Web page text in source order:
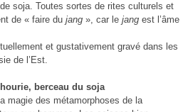
soja. Toutes sortes de rites culturels et
de « faire du jang », car le jang est l’âme
et gustativement gravé dans les
de l’Est.
berceau du soja
magie des métamorphoses de la